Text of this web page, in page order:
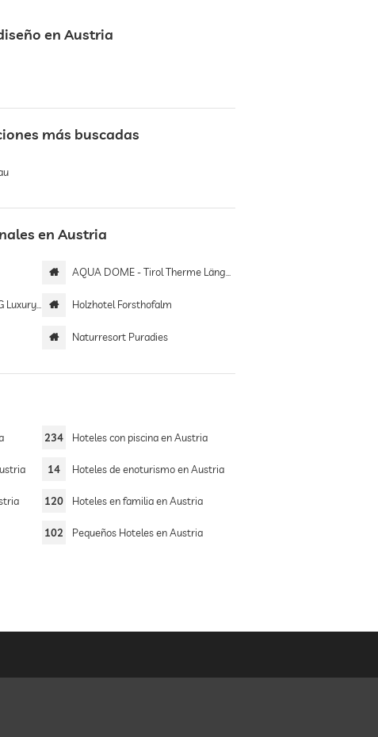
en Austria
más buscadas
en Austria
AQUA DOME - Tirol Therme Längenfeld
Homes Holzhotel Forsthofalm
Naturresort Puradies
234 Hoteles con piscina en Austria
14 Hoteles de enoturismo en Austria
120 Hoteles en familia en Austria
102 Pequeños Hoteles en Austria